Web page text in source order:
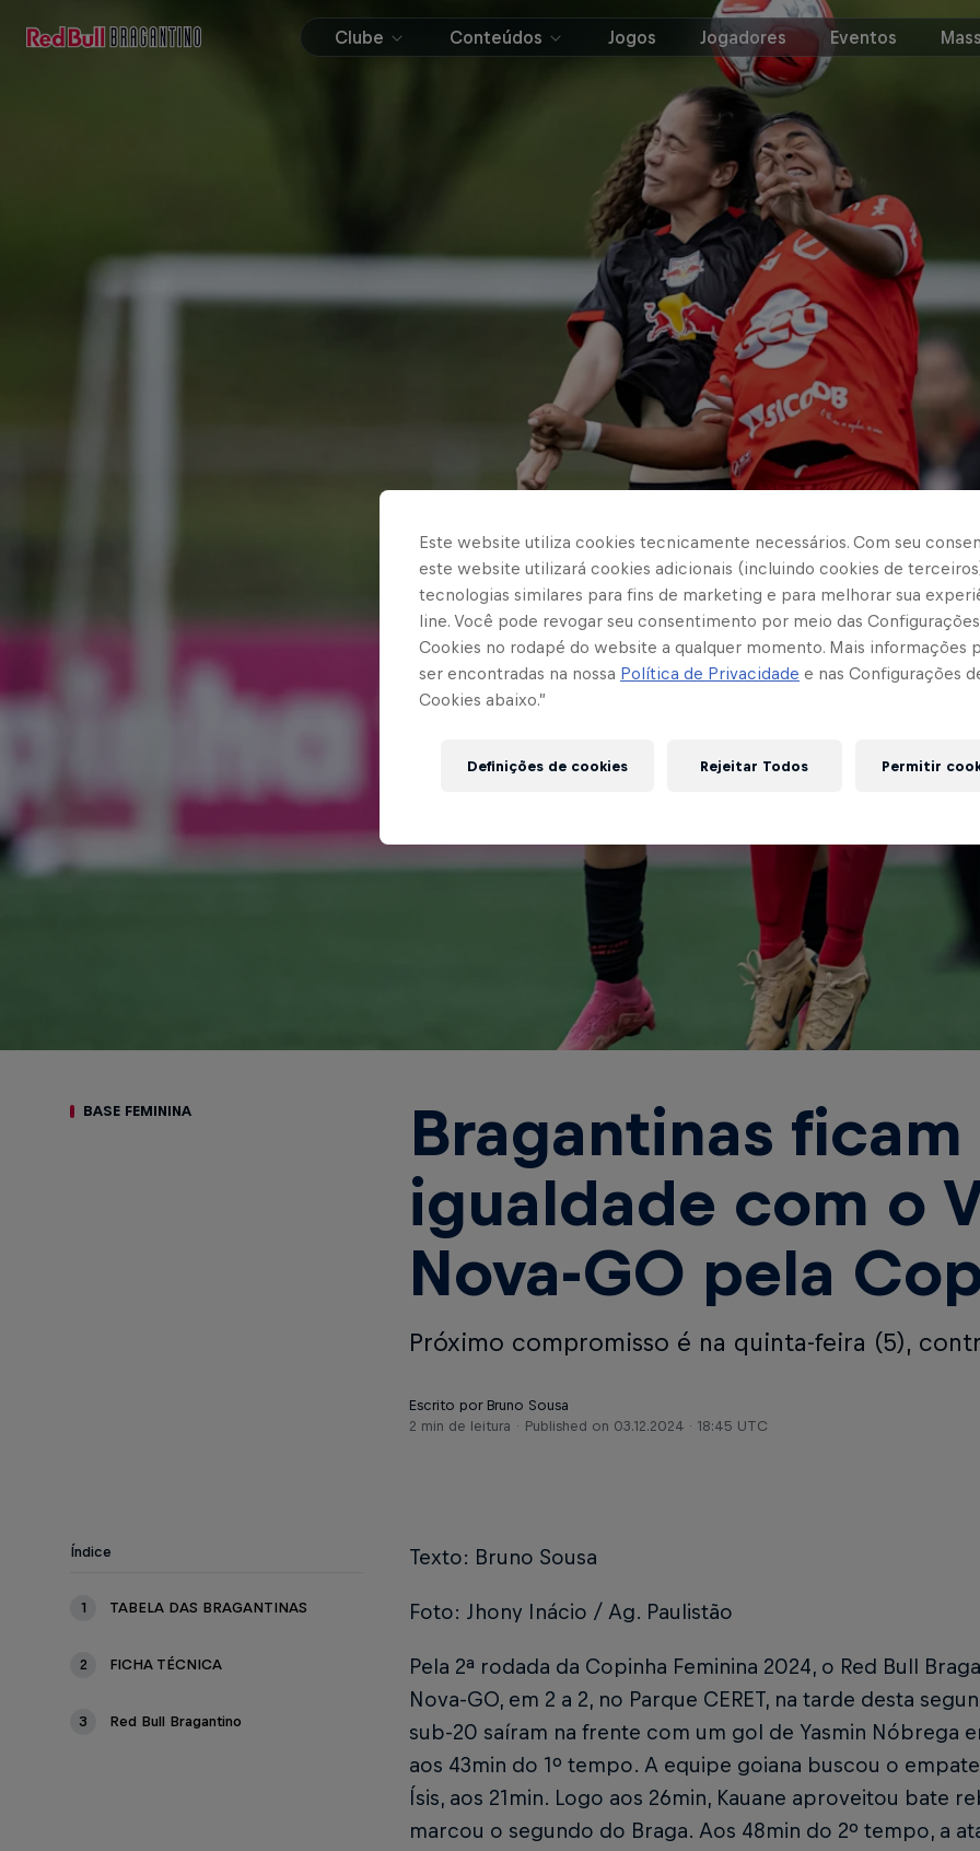
Clube Conteúdos Jogos Jogadores Eventos
BASE FEMININA
Bragantinas ficam
igualdade com o
Nova-GO pela
Próximo compromisso é na quinta-feira (5),
Escrito por Bruno Sousa
2 min de leitura
Published on 03.12.2024 · 18:45 UTC
Índice
1 TABELA DAS BRAGANTINAS
2 FICHA TÉCNICA
3 Red Bull Bragantino
Texto: Bruno Sousa
Foto: Jhony Inácio / Ag. Paulistão
Pela 2ª rodada da Copinha Feminina 2024, o Red Bull
Nova-GO, em 2 a 2, no Parque CERET, na tarde desta
sub-20 saíram na frente com um gol de Yasmin Nóbrega
aos 43min do 1º tempo. A equipe goiana buscou o
Ísis, aos 21min. Logo aos 26min, Kauane aproveitou bate
marcou o segundo do Braga. Aos 48min do 2º tempo, a
Este website utiliza cookies tecnicamente necessários. Com seu
este website utilizará cookies adicionais (incluindo cookies de
tecnologias similares para fins de marketing e para melhorar sua
line. Você pode revogar seu consentimento por meio das
Cookies no rodapé do website a qualquer momento. Mais informações
ser encontradas na nossa Política de Privacidade e nas Configurações
Cookies abaixo.”
Definições de cookies Rejeitar Todos Permitir